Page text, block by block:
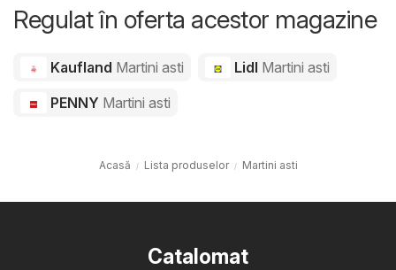
Regulat în oferta acestor magazine
Kaufland Martini asti Lidl Martini asti
PENNY Martini asti
Acasă Lista produselor Martini asti
Catalomat